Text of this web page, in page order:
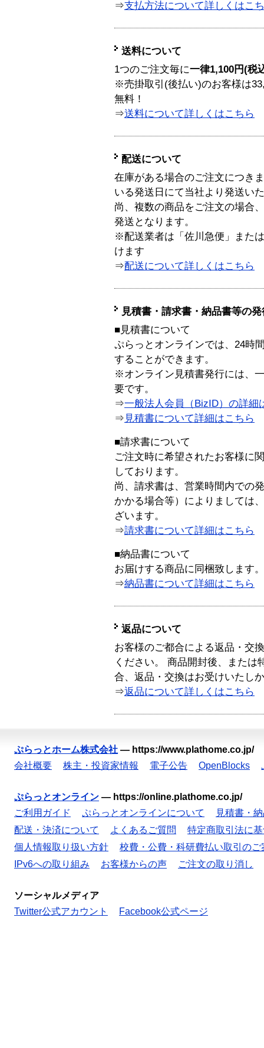
⇒支払方法について詳しくはこ
送料について
1つのご注文毎に一律1,100円(税
※売掛取引(後払い)のお客様は
無料！
⇒送料について詳しくはこちら
配送について
在庫がある場合のご注文につき
いる発送日にて当社より発送い
尚、複数の商品をご注文の場合
発送となります。
※配送業者は「佐川急便」また
けます
⇒配送について詳しくはこちら
見積書・請求書・納品書等の
■見積書について
ぷらっとオンラインでは、24時
することができます。
※オンライン見積書発行には、
要です。
⇒一般法人会員（BizID）の詳細
⇒ 見積書について詳細はこちら
■請求書について
ご注文時に希望されたお客様に
しております。
尚、請求書は、営業時間内での
かかる場合等）によりましては
ざいます。
⇒請求書について詳細はこちら
■納品書について
お届けする商品に同梱致します。
⇒納品書について詳細はこちら
返品について
お客様のご都合による返品・交
ください。 商品開封後、または
合、返品・交換はお受けいたし
⇒返品について詳しくはこちら
ぷらっとホーム株式会社 — https://www.plathome.co.jp/
会社概要
株主・投資家情報 電子公告 OpenBlocks
ぷらっとオンライン — https://online.plathome.co.jp/
ご利用ガイド
ぷらっとオンラインについて
見積書・
配送・決済について
よくあるご質問
特定商取引法に
個人情報取り扱い方針
校費・公費・科研費払い取引のご
IPv6への取り組み
お客様からの声 ご注文の取り消し
ソーシャルメディア
Twitter公式アカウント
Facebook公式ページ